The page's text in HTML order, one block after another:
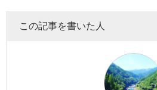
この記事を書いた人